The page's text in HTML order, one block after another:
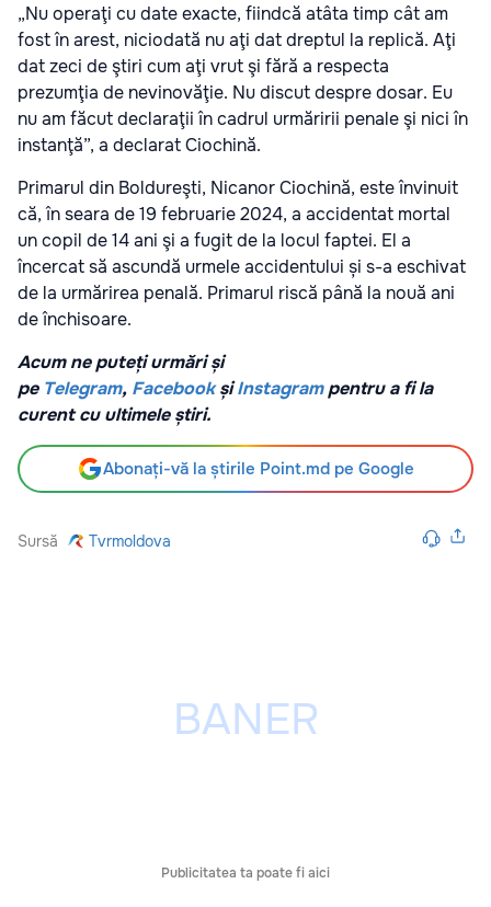
„Nu operaţi cu date exacte, fiindcă atâta timp cât am
fost în arest, niciodată nu aţi dat dreptul la replică. Aţi
dat zeci de ştiri cum aţi vrut şi fără a respecta
prezumţia de nevinovăţie. Nu discut despre dosar. Eu
nu am făcut declaraţii în cadrul urmăririi penale şi nici în
instanţă”, a declarat Ciochină.
Primarul din Boldureşti, Nicanor Ciochină, este învinuit
că, în seara de 19 februarie 2024, a accidentat mortal
un copil de 14 ani şi a fugit de la locul faptei. El a
încercat să ascundă urmele accidentului și s-a eschivat
de la urmărirea penală. Primarul riscă până la nouă ani
de închisoare.
Acum ne puteți urmări și
pe Telegram, Facebook șiInstagrampentru a fi la
curent cu ultimele știri.
Abonați-vă la știrile Point.md pe Google
Sursă Tvrmoldova
Publicitatea ta poate fi aici